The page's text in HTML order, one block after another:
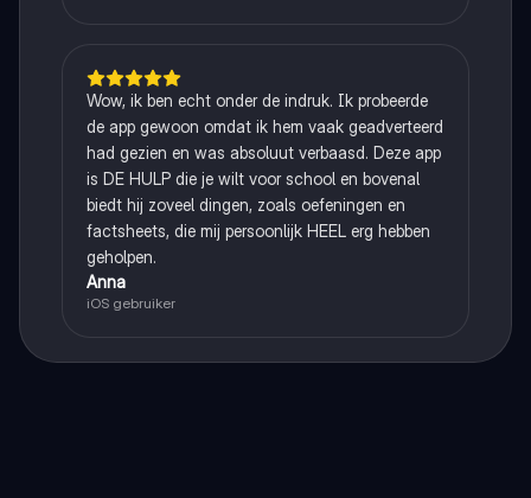
Wow, ik ben echt onder de indruk. Ik probeerde
de app gewoon omdat ik hem vaak geadverteerd
had gezien en was absoluut verbaasd. Deze app
is DE HULP die je wilt voor school en bovenal
biedt hij zoveel dingen, zoals oefeningen en
factsheets, die mij persoonlijk HEEL erg hebben
geholpen.
Anna
iOS gebruiker